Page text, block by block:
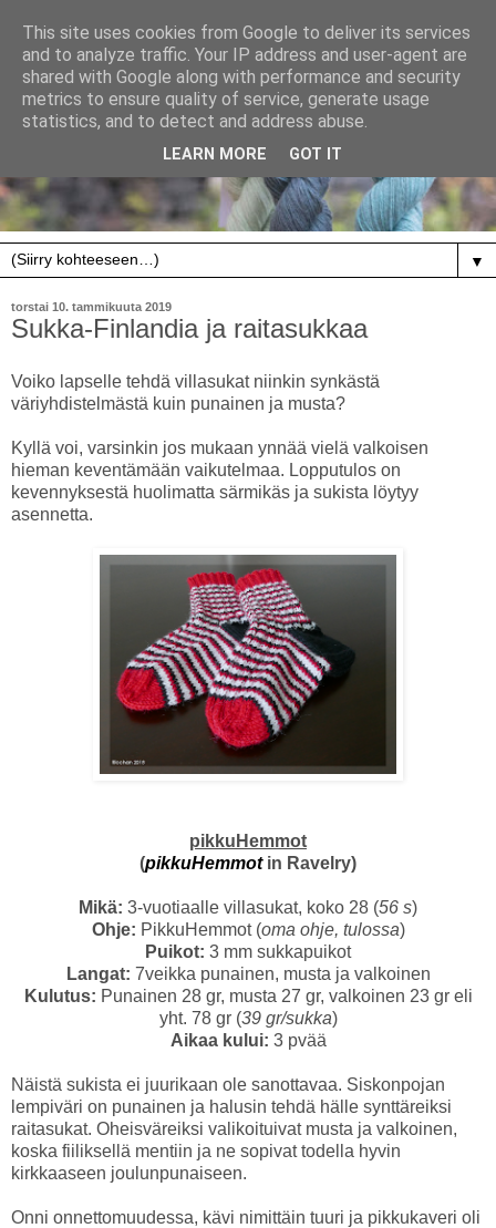
▼
torstai 10. tammikuuta 2019
Sukka-Finlandia ja raitasukkaa
Voiko lapselle tehdä villasukat niinkin synkästä
väriyhdistelmästä kuin punainen ja musta?
Kyllä voi, varsinkin jos mukaan ynnää vielä valkoisen
hieman keventämään vaikutelmaa. Lopputulos on
kevennyksestä huolimatta särmikäs ja sukista löytyy
asennetta.
pikkuHemmot
(pikkuHemmotin Ravelry)
Mikä: 3-vuotiaalle villasukat, koko 28 (56 s)
Ohje: PikkuHemmot (oma ohje, tulossa)
Puikot: 3 mm sukkapuikot
Langat: 7veikka punainen, musta ja valkoinen
Kulutus: Punainen 28 gr, musta 27 gr, valkoinen 23 gr eli
yht. 78 gr (39 gr/sukka)
Aikaa kului: 3 pvää
Näistä sukista ei juurikaan ole sanottavaa. Siskonpojan
lempiväri on punainen ja halusin tehdä hälle synttäreiksi
raitasukat. Oheisväreiksi valikoituivat musta ja valkoinen,
koska fiiliksellä mentiin ja ne sopivat todella hyvin
kirkkaaseen joulunpunaiseen.
Onni onnettomuudessa, kävi nimittäin tuuri ja pikkukaveri oli
This site uses cookies from Google to deliver its services
and to analyze traffic. Your IP address and user-agent are
shared with Google along with performance and security
metrics to ensure quality of service, generate usage
statistics, and to detect and address abuse.
LEARN MORE GOT IT